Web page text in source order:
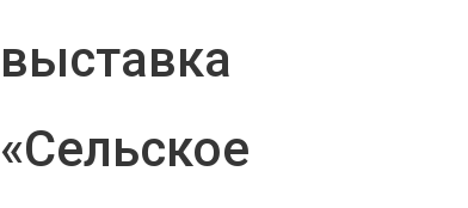
выставка
«Сельское